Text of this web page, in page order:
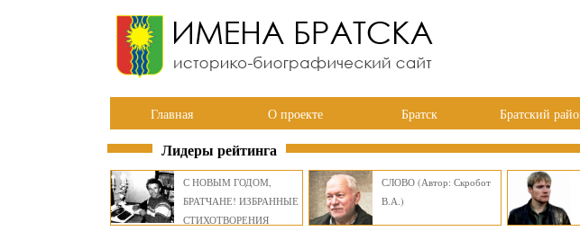
Главная О проекте Братск Братский
Лидеры рейтинга
С НОВЫМ ГОДОМ,
БРАТЧАНЕ! ИЗБРАННЫЕ
СТИХОТВОРЕНИЯ
СЛОВО (Автор: Скробот
В.А.)